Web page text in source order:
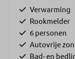
Verwarming
Rookmelder
6 personen
Autovrije
Bad- en